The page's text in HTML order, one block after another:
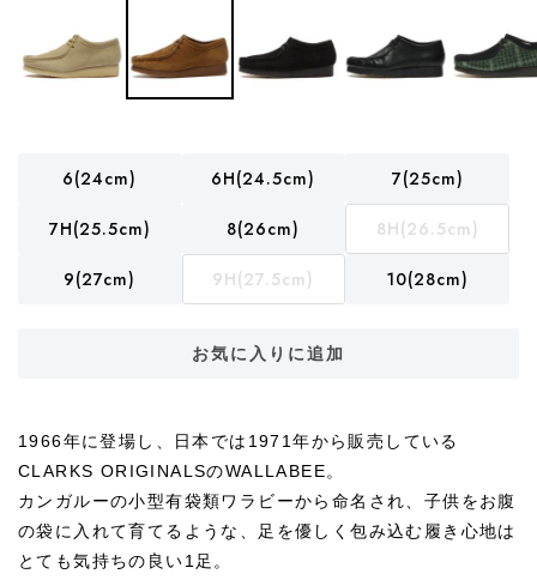
6(24cm) 6H(24.5cm) 7(25cm)
7H(25.5cm) 8(26cm) 8H(26.5cm)
9(27cm) 9H(27.5cm) 10(28cm)
お気に入りに追加
1966年に登場し、日本では1971年から販売している
CLARKS ORIGINALSのWALLABEE。
カンガルーの小型有袋類ワラビーから命名され、子供をお腹
の袋に入れて育てるような、足を優しく包み込む履き心地は
とても気持ちの良い1足。